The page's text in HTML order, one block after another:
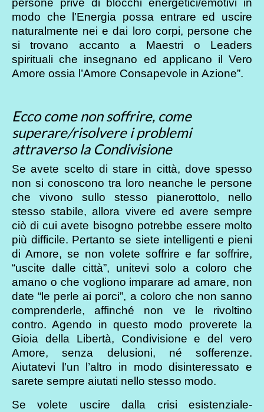
persone prive di blocchi energetici/emotivi in
modo che l’Energia possa entrare ed uscire
naturalmente nei e dai loro corpi, persone che
si trovano accanto a Maestri o Leaders
spirituali che insegnano ed applicano il Vero
Amore ossia l’Amore Consapevole in Azione”.
Ecco come non soffrire, come
superare/risolvere i problemi
attraverso la Condivisione
Se avete scelto di stare in città, dove spesso
non si conoscono tra loro neanche le persone
che vivono sullo stesso pianerottolo, nello
stesso stabile, allora vivere ed avere sempre
ciò di cui avete bisogno potrebbe essere molto
più difficile. Pertanto se siete intelligenti e pieni
di Amore, se non volete soffrire e far soffrire,
“uscite dalle città”, unitevi solo a coloro che
amano o che vogliono imparare ad amare, non
date “le perle ai porci”, a coloro che non sanno
comprenderle, affinché non ve le rivoltino
contro. Agendo in questo modo proverete la
Gioia della Libertà, Condivisione e del vero
Amore, senza delusioni, né sofferenze.
Aiutatevi l’un l’altro in modo disinteressato e
sarete sempre aiutati nello stesso modo.
Se volete uscire dalla crisi esistenziale-